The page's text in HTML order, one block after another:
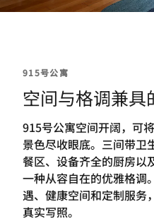
915号公寓
空间与格调兼具
915号公寓空间开阔，可
景色尽收眼底。三间带卫
餐区、设备齐全的厨房以
一种从容自在的优雅格调
遇、健康空间和定制服务
真实写照。